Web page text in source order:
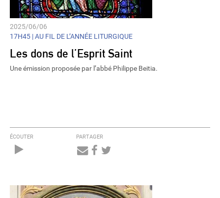
2025/06/06
17H45 |AU FIL DE L’ANNÉE LITURGIQUE
Les dons de l’Esprit Saint
Une émission proposée par l’abbé Philippe Beitia.
ÉCOUTER PARTAGER